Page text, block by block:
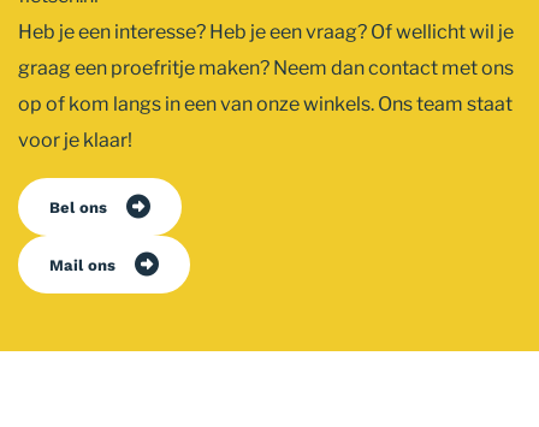
Heb je een interesse? Heb je een vraag? Of wellicht wil je
graag een proefritje maken? Neem dan contact met ons
op of kom langs in een van onze winkels. Ons team staat
voor je klaar!
Bel ons
Mail ons